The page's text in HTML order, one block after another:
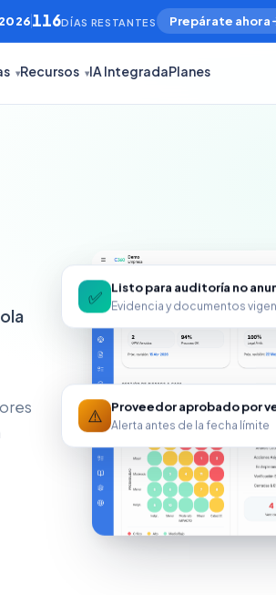
116DÍAS RESTANTES Prepárate ahora
▾Recursos ▾IA IntegradaPlanes
✅ Listo para auditoría no
Evidencia y documentos
⚠️ Proveedor aprobado por
Alerta antes de la fecha límite